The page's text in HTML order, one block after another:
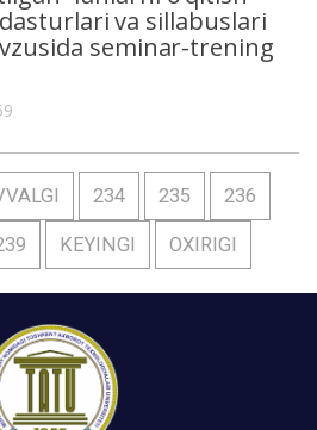
va sillabuslari
seminar-trening
234 235 236
KEYINGI OXIRIGI